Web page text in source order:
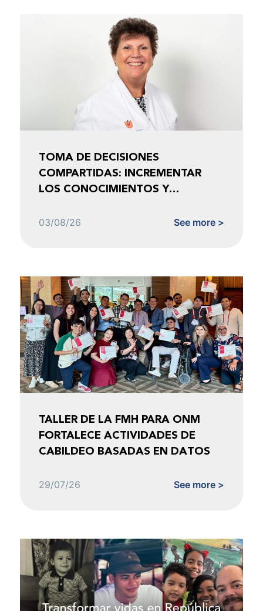
TOMA DE DECISIONES
COMPARTIDAS: INCREMENTAR
LOS CONOCIMIENTOS Y
03/08/26 See more >
TALLER DE LA FMH PARA ONM
FORTALECE ACTIVIDADES DE
CABILDEO BASADAS EN DATOS
29/07/26 See more >